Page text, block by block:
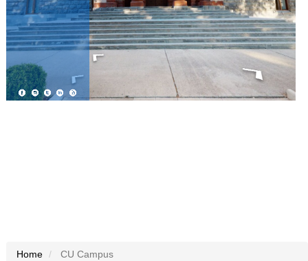
Home CU Campus